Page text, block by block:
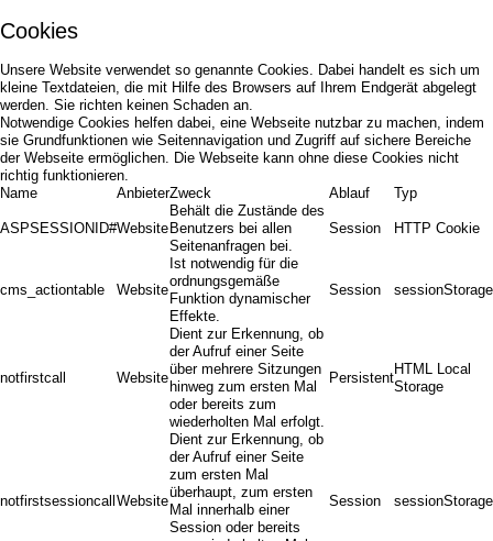
Cookies
Unsere Website verwendet so genannte Cookies. Dabei handelt es sich um
kleine Textdateien, die mit Hilfe des Browsers auf Ihrem Endgerät abgelegt
werden. Sie richten keinen Schaden an.
Notwendige Cookies helfen dabei, eine Webseite nutzbar zu machen, indem
sie Grundfunktionen wie Seitennavigation und Zugriff auf sichere Bereiche
der Webseite ermöglichen. Die Webseite kann ohne diese Cookies nicht
richtig funktionieren.
Name
AnbieterZweck Ablauf Typ
ASPSESSIONID#Website
Behält die Zustände des
Benutzers bei allen
Seitenanfragen bei.
Session HTTP Cookie
cms_actiontable Website
Ist notwendig für die
ordnungsgemäße
Funktion dynamischer
Effekte.
Session sessionStorage
notfirstcall Website
Dient zur Erkennung, ob
der Aufruf einer Seite
über mehrere Sitzungen
hinweg zum ersten Mal
oder bereits zum
wiederholten Mal erfolgt.
Persistent
HTML Local
Storage
notfirstsessioncall Website
Dient zur Erkennung, ob
der Aufruf einer Seite
zum ersten Mal
überhaupt, zum ersten
Mal innerhalb einer
Session oder bereits
Session sessionStorage